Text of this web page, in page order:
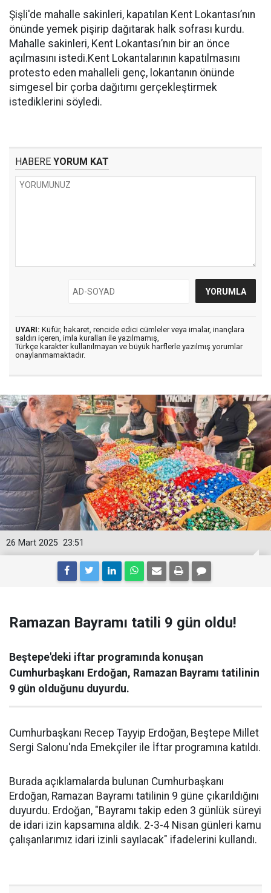
Şişli'de mahalle sakinleri, kapatılan Kent Lokantası’nın
önünde yemek pişirip dağıtarak halk sofrası kurdu.
Mahalle sakinleri, Kent Lokantası’nın bir an önce
açılmasını istedi.Kent Lokantalarının kapatılmasını
protesto eden mahalleli genç, lokantanın önünde
simgesel bir çorba dağıtımı gerçekleştirmek
istediklerini söyledi.
HABERE YORUM KAT
UYARI: Küfür, hakaret, rencide edici cümleler veya imalar, inançlara
saldırı içeren, imla kuralları ile yazılmamış,
Türkçe karakter kullanılmayan ve büyük harflerle yazılmış yorumlar
onaylanmamaktadır.
23:51
26 Mart 2025
Ramazan Bayramı tatili 9 gün oldu!
Beştepe'deki iftar programında konuşan
Cumhurbaşkanı Erdoğan, Ramazan Bayramı tatilinin
9 gün olduğunu duyurdu.
Cumhurbaşkanı Recep Tayyip Erdoğan, Beştepe Millet
Sergi Salonu'nda Emekçiler ile İftar programına katıldı.
Burada açıklamalarda bulunan Cumhurbaşkanı
Erdoğan, Ramazan Bayramı tatilinin 9 güne çıkarıldığını
duyurdu. Erdoğan, "Bayramı takip eden 3 günlük süreyi
de idari izin kapsamına aldık. 2-3-4 Nisan günleri kamu
çalışanlarımız idari izinli sayılacak" ifadelerini kullandı.